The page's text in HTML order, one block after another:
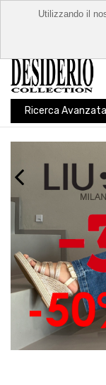
Ricerca Avanzata
Utilizzando il